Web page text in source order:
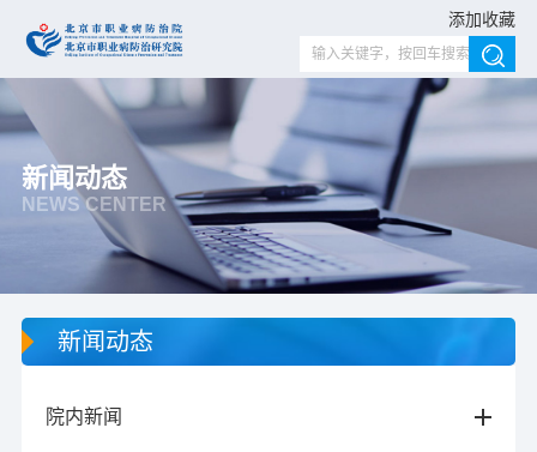
添加收藏
新闻动态
NEWS CENTER
新闻动态
院内新闻